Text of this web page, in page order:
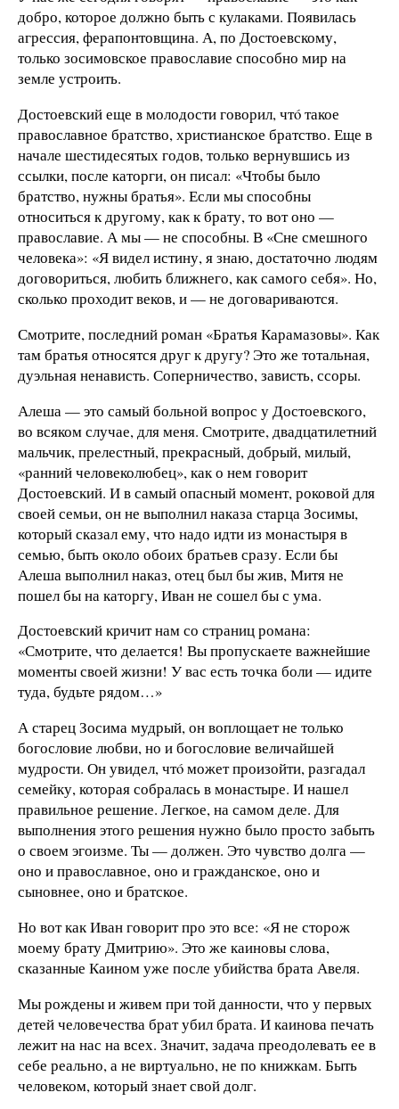
добро, которое должно быть с кулаками. Появилась
агрессия, ферапонтовщина. А, по Достоевскому,
только зосимовское православие способно мир на
земле устроить.
Достоевский еще в молодости говорил, чтó такое
православное братство, христианское братство. Еще в
начале шестидесятых годов, только вернувшись из
ссылки, после каторги, он писал: «Чтобы было
братство, нужны братья». Если мы способны
относиться к другому, как к брату, то вот оно —
православие. А мы — не способны. В «Сне смешного
человека»: «Я видел истину, я знаю, достаточно людям
договориться, любить ближнего, как самого себя». Но,
сколько проходит веков, и — не договариваются.
Смотрите, последний роман «Братья Карамазовы». Как
там братья относятся друг к другу? Это же тотальная,
дуэльная ненависть. Соперничество, зависть, ссоры.
Алеша — это самый больной вопрос у Достоевского,
во всяком случае, для меня. Смотрите, двадцатилетний
мальчик, прелестный, прекрасный, добрый, милый,
«ранний человеколюбец», как о нем говорит
Достоевский. И в самый опасный момент, роковой для
своей семьи, он не выполнил наказа старца Зосимы,
который сказал ему, что надо идти из монастыря в
семью, быть около обоих братьев сразу. Если бы
Алеша выполнил наказ, отец был бы жив, Митя не
пошел бы на каторгу, Иван не сошел бы с ума.
Достоевский кричит нам со страниц романа:
«Смотрите, что делается! Вы пропускаете важнейшие
моменты своей жизни! У вас есть точка боли — идите
туда, будьте рядом…»
А старец Зосима мудрый, он воплощает не только
богословие любви, но и богословие величайшей
мудрости. Он увидел, чтó может произойти, разгадал
семейку, которая собралась в монастыре. И нашел
правильное решение. Легкое, на самом деле. Для
выполнения этого решения нужно было просто забыть
о своем эгоизме. Ты — должен. Это чувство долга —
оно и православное, оно и гражданское, оно и
сыновнее, оно и братское.
Но вот как Иван говорит про это все: «Я не сторож
моему брату Дмитрию». Это же каиновы слова,
сказанные Каином уже после убийства брата Авеля.
Мы рождены и живем при той данности, что у первых
детей человечества брат убил брата. И каинова печать
лежит на нас на всех. Значит, задача преодолевать ее в
себе реально, а не виртуально, не по книжкам. Быть
человеком, который знает свой долг.